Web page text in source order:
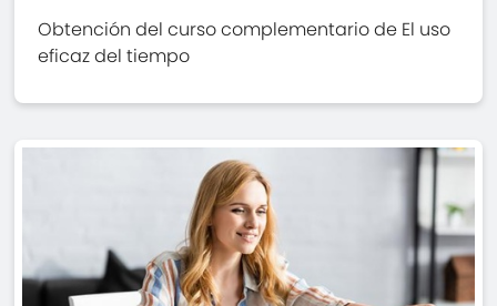
Obtención del curso complementario de El uso
eficaz del tiempo